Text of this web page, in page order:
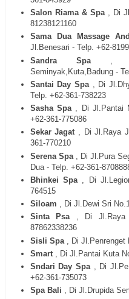
Salon Riama & Spa , Di
81238121160
Sama Dua Massage
Jl.Benesari - Telp. +62-
Sandra Spa
,
Seminyak,Kuta,Badung -
Santai Day Spa
, Di
Telp. +62-361-738223
Sasha Spa , Di Jl.Pantai
+62-361-775086
Sekar Jagat , Di Jl.Raya
361-770210
Serena Spa
, Di Jl.Pura
Dua - Telp. +62-361-
Bhinkei Spa
, Di
764515
Siloam , Di Jl.Dewi Sri
Sinta Psa , Di Jl.Raya
87862338236
Sisli Spa
, Di
Smart
, Di Jl.Pantai Kuta
Sndari Day Spa , Di
+62-361-735073
Spa Bali , Di Jl.Drupida